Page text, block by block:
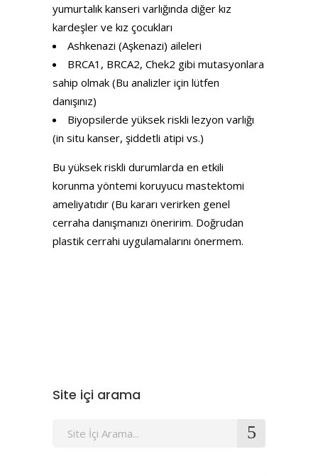
yumurtalık kanseri varlığında diğer kız
kardeşler ve kız çocukları
Ashkenazi (Aşkenazi) aileleri
BRCA1, BRCA2, Chek2 gibi mutasyonlara
sahip olmak (Bu analizler için lütfen
danışınız)
Biyopsilerde yüksek riskli lezyon varlığı
(in situ kanser, şiddetli atipi vs.)
Bu yüksek riskli durumlarda en etkili
korunma yöntemi koruyucu mastektomi
ameliyatıdır (Bu kararı verirken genel
cerraha danışmanızı öneririm. Doğrudan
plastik cerrahi uygulamalarını önermem.
Site içi arama
Search